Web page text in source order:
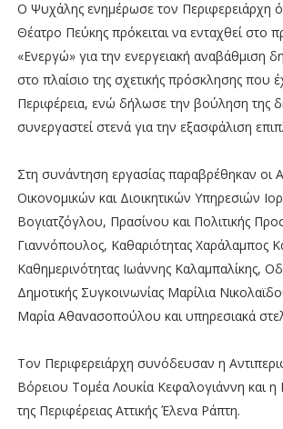
Ο Ψυχάλης ενημέρωσε τον Περιφερειάρχη
Θέατρο Πεύκης πρόκειται να ενταχθεί στο
«Ενεργώ» για την ενεργειακή αναβάθμιση
στο πλαίσιο της σχετικής πρόσκλησης που
Περιφέρεια, ενώ δήλωσε την βούληση της
συνεργαστεί στενά για την εξασφάλιση
Στη συνάντηση εργασίας παραβρέθηκαν οι
Οικονομικών και Διοικητικών Υπηρεσιών
Βογιατζόγλου, Πρασίνου και Πολιτικής
Γιαννόπουλος, Καθαριότητας Χαράλαμπος
Καθημερινότητας Ιωάννης Καλαμπαλίκης,
Δημοτικής Συγκοινωνίας Μαρίλια
Μαρία Αθανασοπούλου και υπηρεσιακά
Τον Περιφερειάρχη συνόδευσαν η
Βόρειου Τομέα Λουκία Κεφαλογιάννη και η
της Περιφέρειας Αττικής Έλενα Ράπτη.